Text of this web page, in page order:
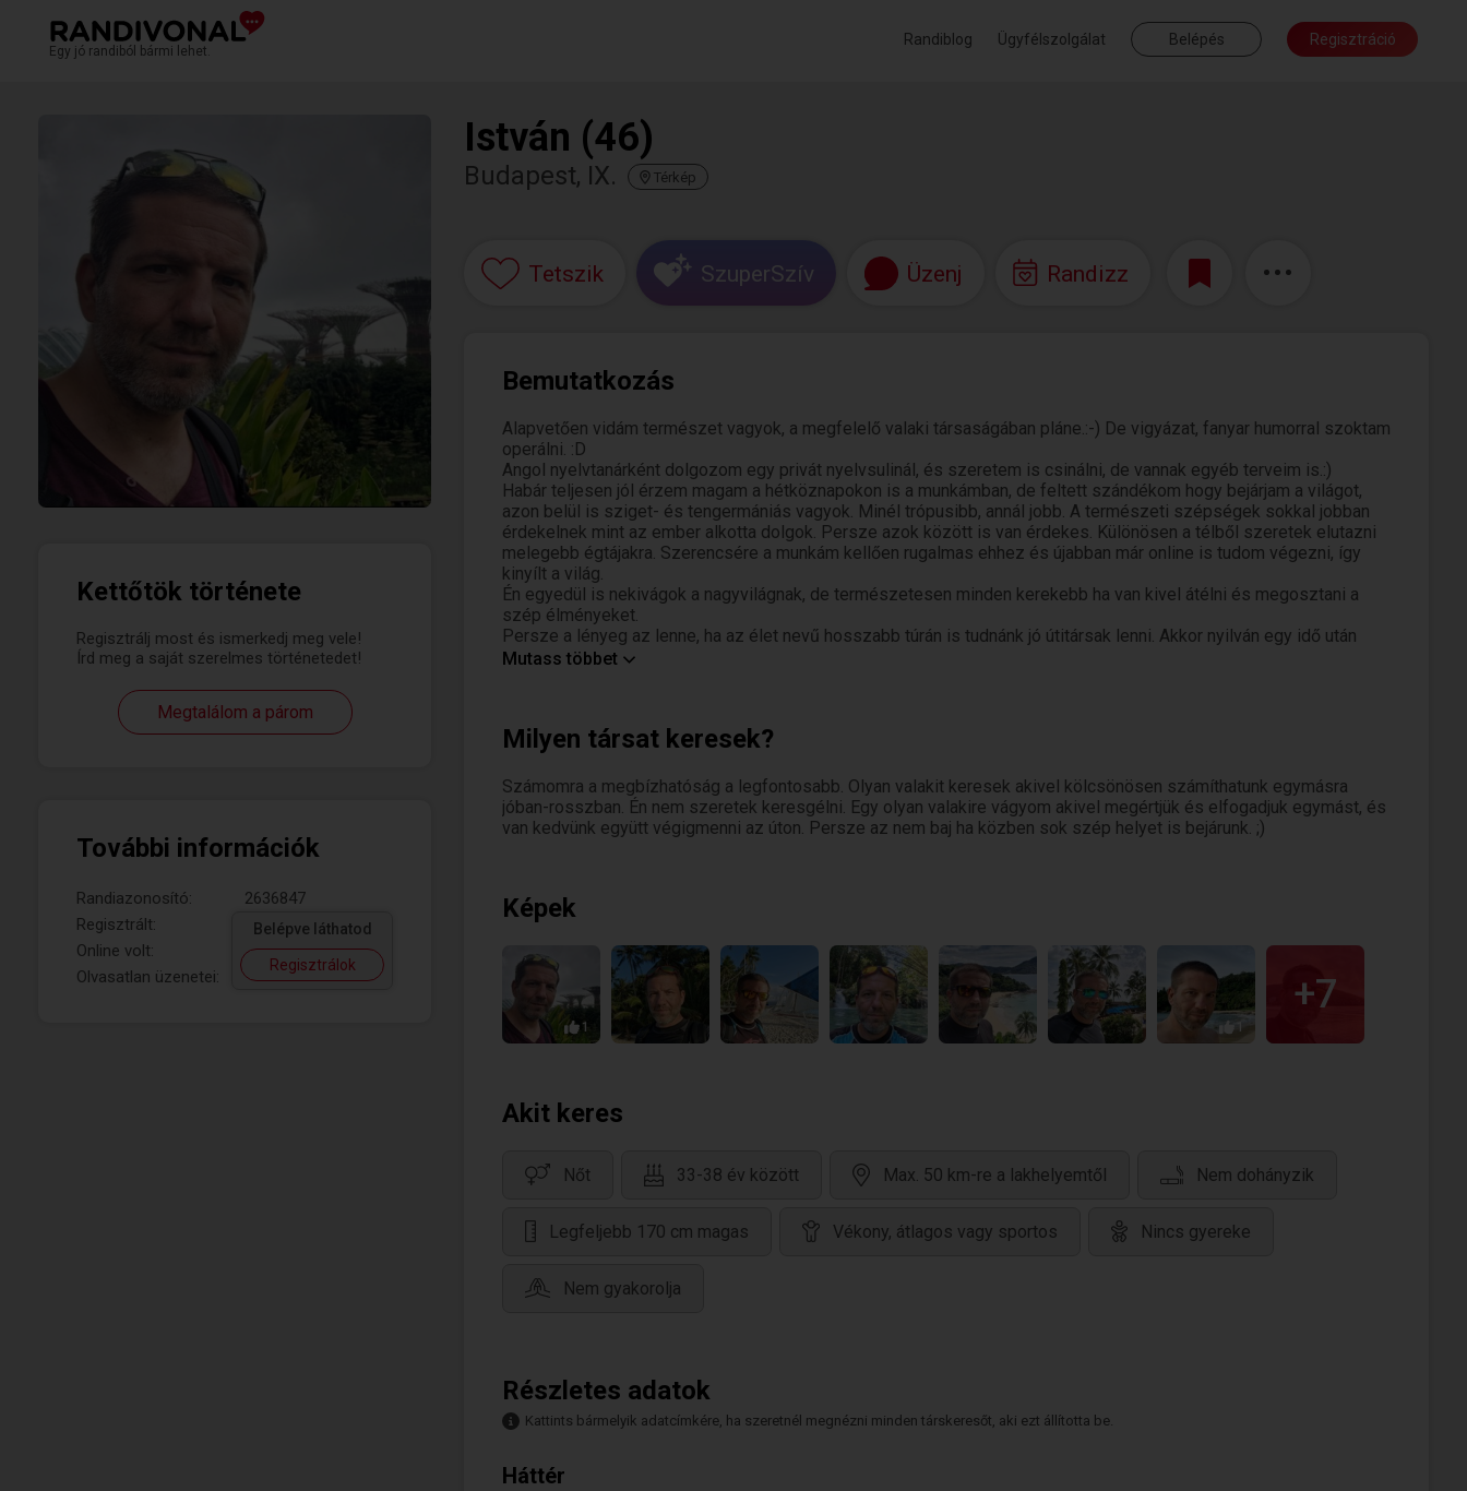
Egy jó randiból bármi lehet.
Randiblog Ügyfélszolgálat Belépés Regisztráció
Kettőtök története
Regisztrálj most és ismerkedj meg vele!
Írd meg a saját szerelmes történetedet!
Megtalálom a párom
További információk
Randiazonosító:
2636847
Regisztrált:
Online volt:
Olvasatlan üzenetei:
Belépve láthatod
Regisztrálok
István (46)
Budapest, IX. Térkép
Tetszik SzuperSzív Üzenj Randizz
Bemutatkozás
Alapvetően vidám természet vagyok, a megfelelő valaki társaságában pláne.:-) De vigyázat, fanyar humorral szoktam
operálni. :D
Angol nyelvtanárként dolgozom egy privát nyelvsulinál, és szeretem is csinálni, de vannak egyéb terveim is.:)
Habár teljesen jól érzem magam a hétköznapokon is a munkámban, de feltett szándékom hogy bejárjam a világot,
azon belül is sziget- és tengermániás vagyok. Minél trópusibb, annál jobb. A természeti szépségek sokkal jobban
érdekelnek mint az ember alkotta dolgok. Persze azok között is van érdekes. Különösen a télből szeretek elutazni
melegebb égtájakra. Szerencsére a munkám kellően rugalmas ehhez és újabban már online is tudom végezni, így
kinyílt a világ.
Én egyedül is nekivágok a nagyvilágnak, de természetesen minden kerekebb ha van kivel átélni és megosztani a
szép élményeket.
Persze a lényeg az lenne, ha az élet nevű hosszabb túrán is tudnánk jó útitársak lenni. Akkor nyilván egy idő után
közösen hoznánk össze mindent, és lehetne közös jövőt tervezni, akár családdal is a végén. De ahhoz nyilván sok
Mutass többet
Milyen társat keresek?
Számomra a megbízhatóság a legfontosabb. Olyan valakit keresek akivel kölcsönösen számíthatunk egymásra
jóban-rosszban. Én nem szeretek keresgélni. Egy olyan valakire vágyom akivel megértjük és elfogadjuk egymást, és
van kedvünk együtt végigmenni az úton. Persze az nem baj ha közben sok szép helyet is bejárunk. ;)
Képek
1 1
+7
Akit keres
Nőt 33-38 év között Max. 50 km-re a lakhelyemtől Nem dohányzik
Legfeljebb 170 cm magas Vékony, átlagos vagy sportos Nincs gyereke
Nem gyakorolja
Részletes adatok
Kattints bármelyik adatcímkére, ha szeretnél megnézni minden társkeresőt, aki ezt állította be.
Háttér